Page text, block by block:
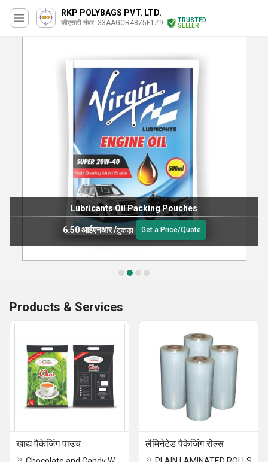
RKP POLYBAGS PVT. LTD.
जीएसटी नंबर. 33AAGCR4875F1Z9
TRUSTED
SELLER
Lubricants Oil Packing Pouches
6.50 आईएनआर/टुकड़ा Get a Price/Quote
Products & Services
खाद्य पैकेजिंग पाउच लैमिनेटेड पैकेजिंग रोल्स